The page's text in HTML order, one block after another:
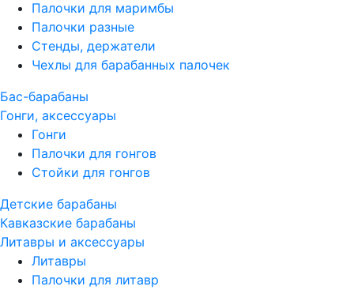
Палочки для маримбы
Палочки разные
Стенды, держатели
Чехлы для барабанных палочек
Бас-барабаны
Гонги, аксессуары
Гонги
Палочки для гонгов
Стойки для гонгов
Детские барабаны
Кавказские барабаны
Литавры и аксессуары
Литавры
Палочки для литавр